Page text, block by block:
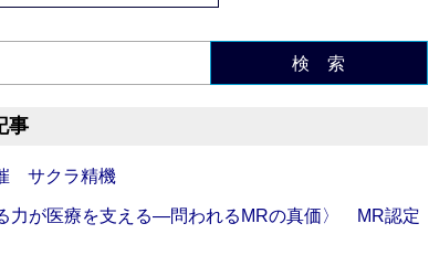
検 索
事
サクラ精機
力が医療を支える―問われるMRの真価〉 MR認定